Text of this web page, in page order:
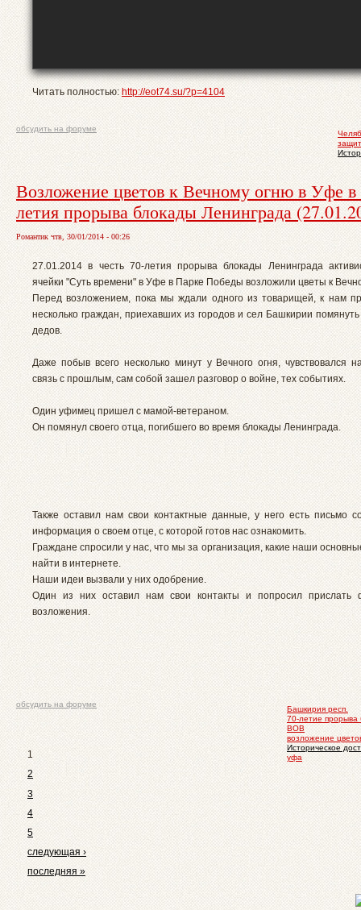
Читать полностью: http://eot74.su/?p=4104
обсудить на форуме
Возложение цветов к Вечному огню в Уфе в
летия прорыва блокады Ленинграда
Романтик чтв, 30/01/2014 - 00:26
27.01.2014 в честь 70-летия прорыва блокады Ленинграда
ячейки "Суть времени" в Уфе в Парке Победы возложили цветы к
Перед возложением, пока мы ждали одного из товарищей, к нам
несколько граждан, приехавших из городов и сел Башкирии
дедов.
Даже побыв всего несколько минут у Вечного огня, чувствовался
связь с прошлым, сам собой зашел разговор о войне, тех событиях.
Один уфимец пришел с мамой-ветераном.
Он помянул своего отца, погибшего во время блокады Ленинграда.
Также оставил нам свои контактные данные, у него есть письмо
информация о своем отце, с которой готов нас ознакомить.
Граждане спросили у нас, что мы за организация, какие наши
найти в интернете.
Наши идеи вызвали у них одобрение.
Один из них оставил нам свои контакты и попросил прислать
возложения.
Башкирия респ.
70-летие прорыва
ВОВ
возложение
Историческое
уфа
обсудить на форуме
1
2
3
4
5
следующая ›
последняя »